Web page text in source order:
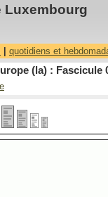
Luxembourg
quotidiens et
(la) : Fascicule